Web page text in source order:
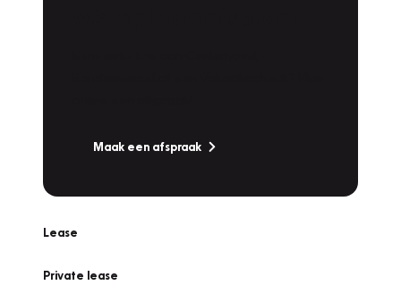
Maak een afspraak
Lease
Private lease